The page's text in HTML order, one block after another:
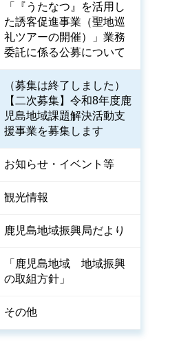
「『うたなつ』を活用し
た誘客促進事業（聖地巡
礼ツアーの開催）」業務
委託に係る公募について
（募集は終了しました）
【二次募集】令和8年度鹿
児島地域課題解決活動支
援事業を募集します
お知らせ・イベント等
観光情報
鹿児島地域振興局だより
「鹿児島地域 地域振興
の取組方針」
その他